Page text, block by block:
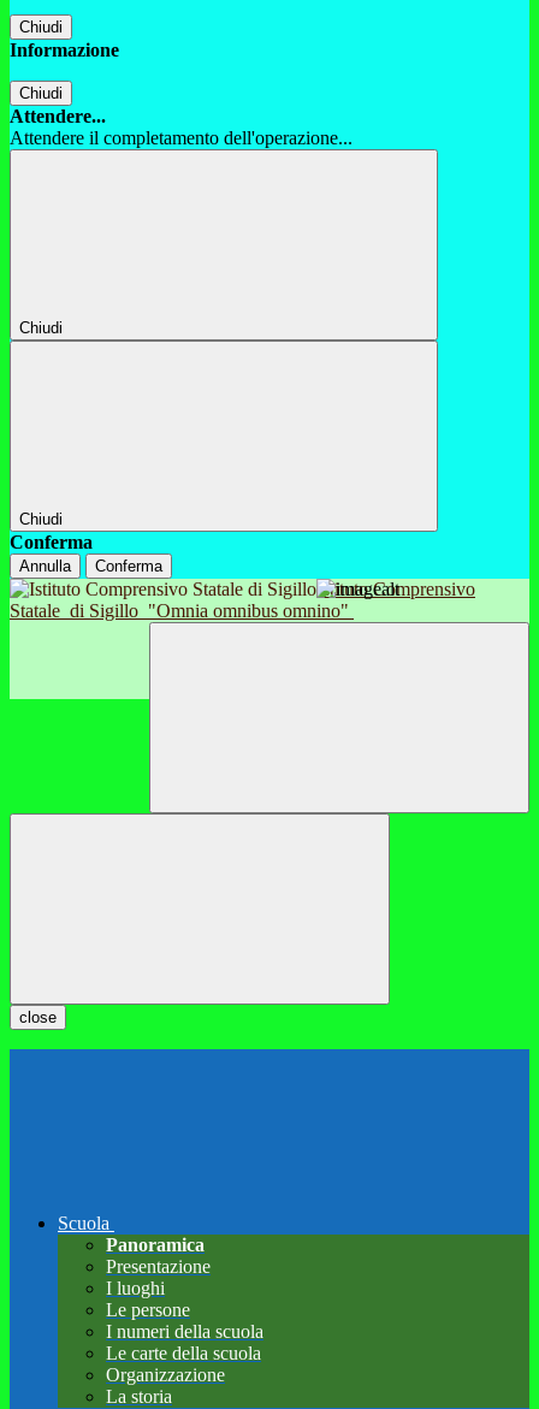
Chiudi
Informazione
Chiudi
Attendere...
Attendere il completamento dell'operazione...
Chiudi
Chiudi
Conferma
Annulla Conferma
Istituto Comprensivo
Statale di Sigillo "Omnia omnibus omnino"
close
Scuola
Panoramica
Presentazione
I luoghi
Le persone
I numeri della scuola
Le carte della scuola
Organizzazione
La storia